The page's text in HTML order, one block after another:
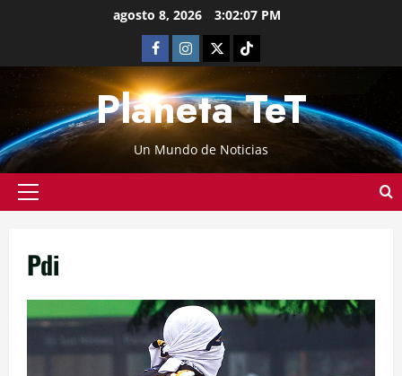
agosto 8, 2026 3:02:08 PM
Planeta TeT
Un Mundo de Noticias
Pdi